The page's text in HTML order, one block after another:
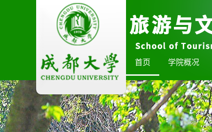
首页 学院概况